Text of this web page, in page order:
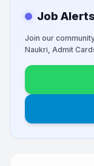
Job
Join our
Naukri, Admit